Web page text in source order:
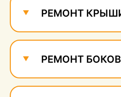
РЕМОНТ
РЕМОНТ